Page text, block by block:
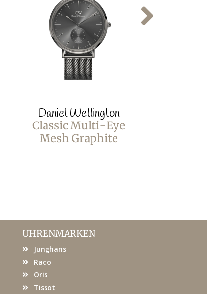
Daniel Wellington
Classic Multi-Eye
Mesh Graphite
UHRENMARKEN
Junghans
Rado
Oris
Tissot